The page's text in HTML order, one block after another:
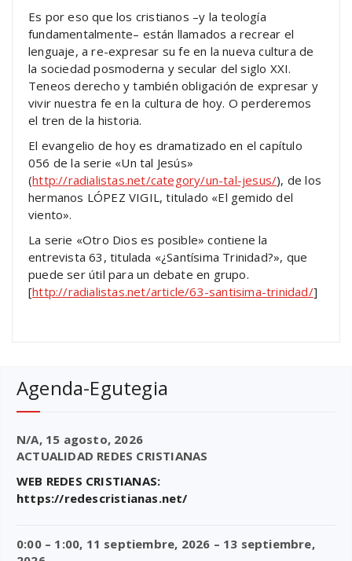
Es por eso que los cristianos –y la teología
fundamentalmente– están llamados a recrear el
lenguaje, a re-expresar su fe en la nueva cultura de
la sociedad posmoderna y secular del siglo XXI.
Teneos derecho y también obligación de expresar y
vivir nuestra fe en la cultura de hoy. O perderemos
el tren de la historia.
El evangelio de hoy es dramatizado en el capítulo
056 de la serie «Un tal Jesús»
(http://radialistas.net/category/un-tal-jesus/), de los
hermanos LÓPEZ VIGIL, titulado «El gemido del
viento».
La serie «Otro Dios es posible» contiene la
entrevista 63, titulada «¿Santísima Trinidad?», que
puede ser útil para un debate en grupo.
[http://radialistas.net/article/63-santisima-trinidad/]
Agenda-Egutegia
N/A, 15 agosto, 2026
ACTUALIDAD REDES CRISTIANAS
WEB REDES CRISTIANAS:
https://redescristianas.net/
0:00 – 1:00, 11 septiembre, 2026 – 13 septiembre,